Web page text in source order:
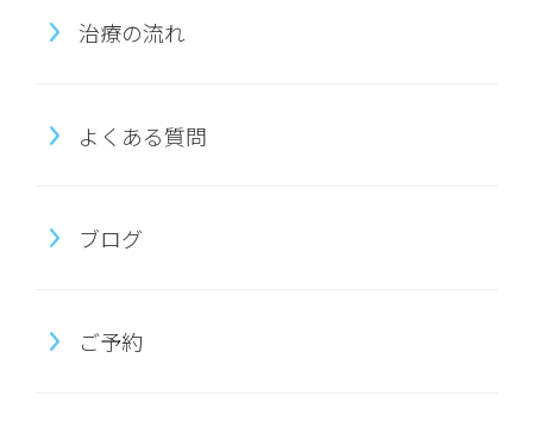
治療の流れ
よくある質問
ブログ
ご予約